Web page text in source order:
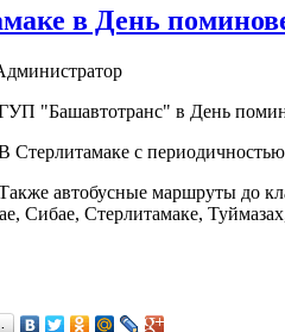
в День
"Башавтотранс" в День
Стерлитамаке с периодичностью
автобусные маршруты до
Сибае, Стерлитамаке,